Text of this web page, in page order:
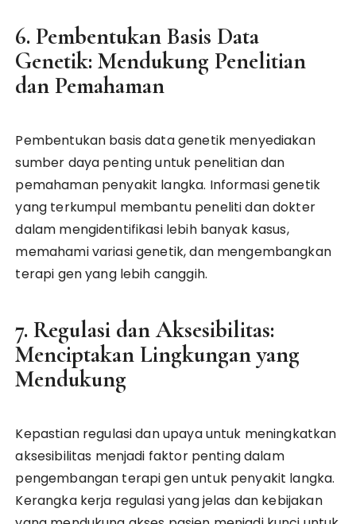
6. Pembentukan Basis Data
Genetik: Mendukung Penelitian
dan Pemahaman
Pembentukan basis data genetik menyediakan
sumber daya penting untuk penelitian dan
pemahaman penyakit langka. Informasi genetik
yang terkumpul membantu peneliti dan dokter
dalam mengidentifikasi lebih banyak kasus,
memahami variasi genetik, dan mengembangkan
terapi gen yang lebih canggih.
7. Regulasi dan Aksesibilitas:
Menciptakan Lingkungan yang
Mendukung
Kepastian regulasi dan upaya untuk meningkatkan
aksesibilitas menjadi faktor penting dalam
pengembangan terapi gen untuk penyakit langka.
Kerangka kerja regulasi yang jelas dan kebijakan